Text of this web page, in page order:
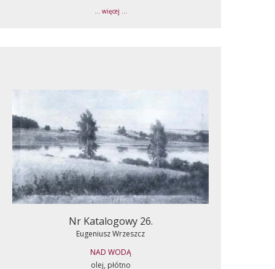
... więcej ...
Nr Katalogowy 26.
Eugeniusz Wrzeszcz
NAD WODĄ
olej, płótno